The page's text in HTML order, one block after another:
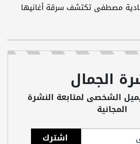
الجمال
الشخصى لمتابعة النشرة
المجانية